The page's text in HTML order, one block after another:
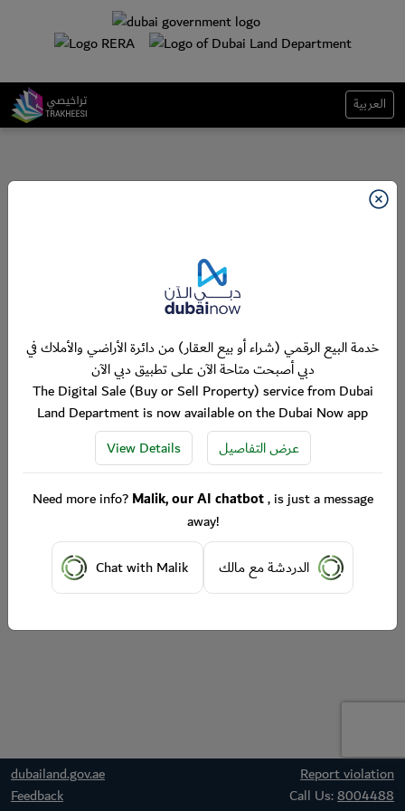
العربية
dubailand.gov.ae
Report violation
Feedback
Call Us:8004488
خدمة البيع الرقمي (شراء أو بيع العقار) من دائرة الأراضي والأملاك في
دبي أصبحت متاحة الآن على تطبيق دبي الآن
The Digital Sale (Buy or Sell Property) service from Dubai
Land Department is now available on the Dubai Now app
View Details
عرض التفاصيل
Need more info?Malik, our AI chatbot, is just a message
away!
Chat with Malik
الدردشة مع مالك